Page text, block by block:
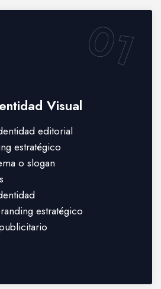
01
Visual
editorial
estratégico
o slogan
estratégico